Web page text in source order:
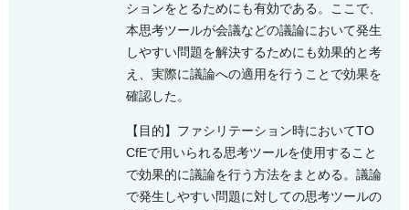
ションをとるためにも有効である。ここで、
本思考ツールが会議などの議論において発生
しやすい問題を解決するためにも効果的と考
え、実際に議論への適用を行うことで効果を
確認した。
【目的】ファシリテーション時においてTO
CfEで用いられる思考ツールを使用すること
で効果的に議論を行う方法をまとめる。議論
で発生しやすい問題に対しての思考ツールの